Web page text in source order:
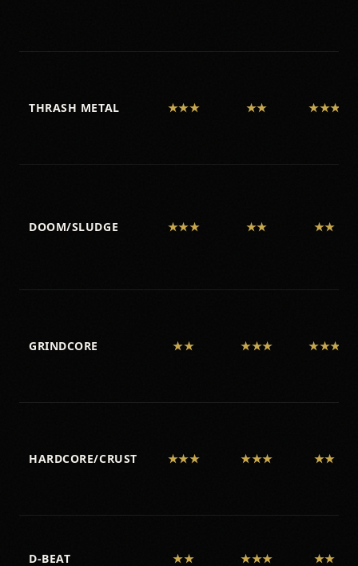
THRASH METAL ★★★ ★★ ★★★
DOOM/SLUDGE ★★★ ★★ ★★
GRINDCORE ★★ ★★★ ★★★
HARDCORE/CRUST ★★★ ★★★ ★★
D-BEAT ★★ ★★★ ★★